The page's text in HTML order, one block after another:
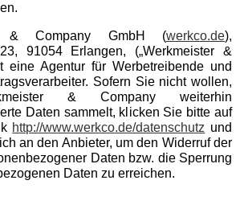
& Company GmbH (werkco.de),
91054 Erlangen, („Werkmeister &
eine Agentur für Werbetreibende und
Sofern Sie nicht wollen,
& Company weiterhin
Daten sammelt, klicken Sie bitte auf
http://www.werkco.de/datenschutz und
an den Anbieter, um den Widerruf der
Daten bzw. die Sperrung
Daten zu erreichen.